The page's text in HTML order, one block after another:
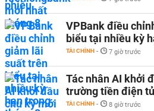
VPBank điều
biểu tại nhiều kỳ
TÀI CHÍNH - 7 giờ trước
Tác nhân AI khởi
trường tiền điện
TÀI CHÍNH - 8 giờ trước